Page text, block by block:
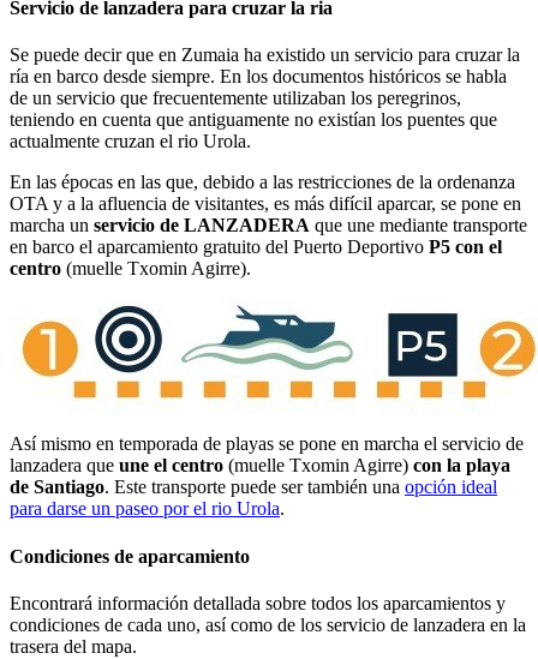
Servicio de lanzadera para cruzar la ria
Se puede decir que en Zumaia ha existido un servicio para cruzar la
ría en barco desde siempre. En los documentos históricos se habla
de un servicio que frecuentemente utilizaban los peregrinos,
teniendo en cuenta que antiguamente no existían los puentes que
actualmente cruzan el rio Urola.
En las épocas en las que, debido a las restricciones de la ordenanza
OTA y a la afluencia de visitantes, es más difícil aparcar, se pone en
marcha un servicio de LANZADERA que une mediante transporte
en barco el aparcamiento gratuito del Puerto Deportivo P5 con el
centro (muelle Txomin Agirre).
Así mismo en temporada de playas se pone en marcha el servicio de
lanzadera que une el centro (muelle Txomin Agirre) con la playa
de Santiago. Este transporte puede ser también una opción ideal
para darse un paseo por el rio Urola.
Condiciones de aparcamiento
Encontrará información detallada sobre todos los aparcamientos y
condiciones de cada uno, así como de los servicio de lanzadera en la
trasera del mapa.